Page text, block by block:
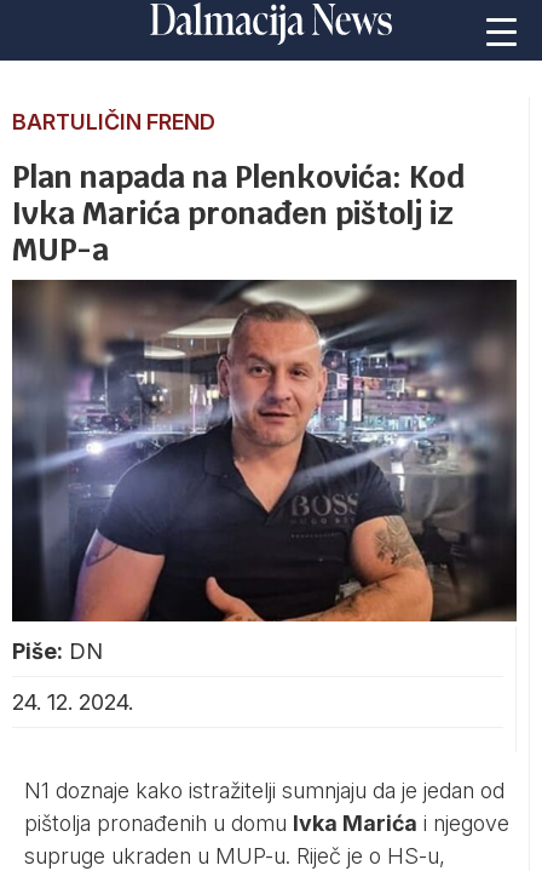
BARTULIČIN FREND
Plan napada na Plenkovića: Kod
Ivka Marića pronađen pištolj iz
MUP-a
Piše: DN
24. 12. 2024.
N1 doznaje kako istražitelji sumnjaju da je jedan od
pištolja pronađenih u domu Ivka Marića i njegove
supruge ukraden u MUP-u. Riječ je o HS-u,